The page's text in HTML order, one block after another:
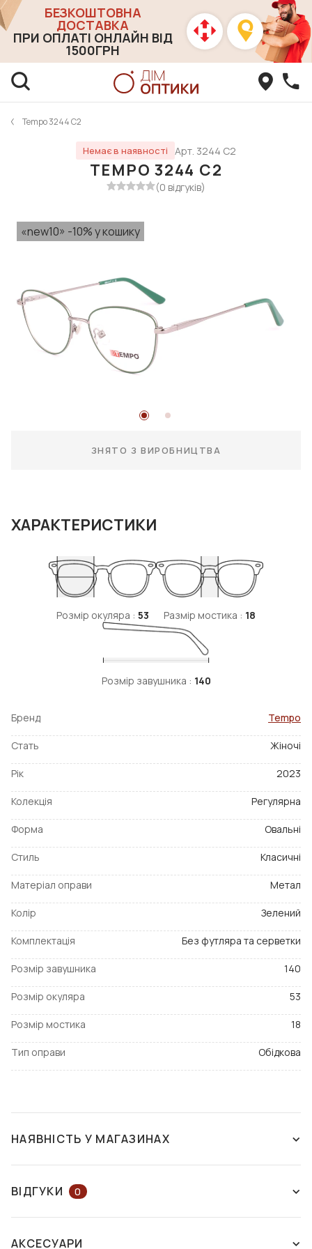
БЕЗКОШТОВНА
ДОСТАВКА
ПРИ ОПЛАТІ ОНЛАЙН ВІД
1500ГРН
Tempo 3244 С2
Немає в наявності Арт. 3244 С2
TEMPO 3244 С2
(0 відгуків)
«new10» -10% у кошику
ЗНЯТО З ВИРОБНИЦТВА
ХАРАКТЕРИСТИКИ
Розмір окуляра : 53 Размір мостика : 18
Розмір завушника : 140
Бренд Tempo
Стать Жіночі
Рік 2023
Колекція Регулярна
Форма Овальні
Стиль Класичні
Матеріал оправи Метал
Колір Зелений
Комплектація Без футляра та серветки
Розмір завушника 140
Розмір окуляра 53
Розмір мостика 18
Тип оправи Обідкова
НАЯВНІСТЬ У МАГАЗИНАХ
ВІДГУКИ 0
АКСЕСУАРИ